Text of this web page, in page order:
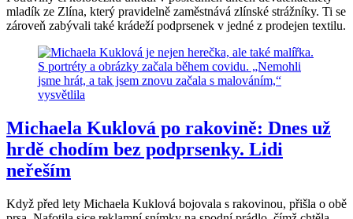
mladík ze Zlína, který pravidelně zaměstnává zlínské strážníky. Ti se
zároveň zabývali také krádeží podprsenek v jedné z prodejen textilu.
Michaela Kuklová po rakovině: Dnes už
hrdě chodím bez podprsenky. Lidi
neřeším
Když před lety Michaela Kuklová bojovala s rakovinou, přišla o obě